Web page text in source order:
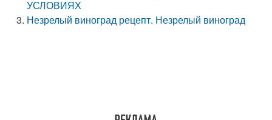
УСЛОВИЯХ
Незрелый виноград рецепт. Незрелый виноград